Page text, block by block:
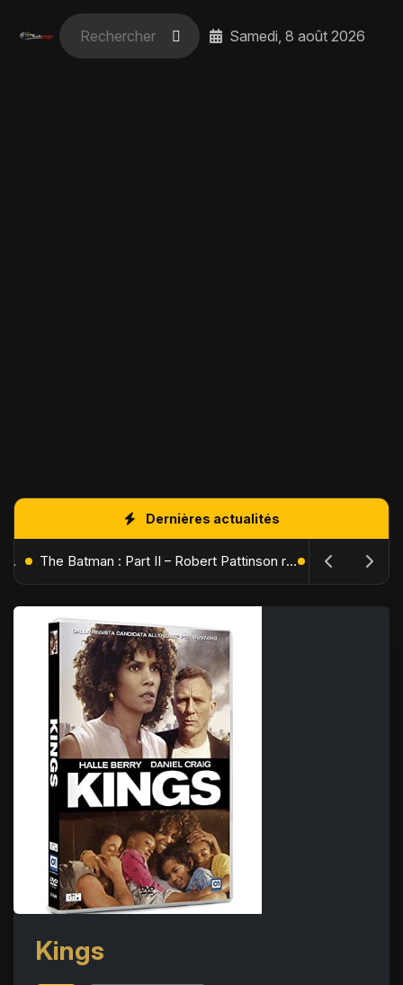
Samedi, 8 août 2026
Dernières actualités
L'Âge de Glace : Le Réveil du Volcan – Manny, Sid et Diego de retour pour une aventure explosive The Batman : Part II – Robert Pattinson replonge dans les ténèbres de Gotham dès octobre 2027
Kings